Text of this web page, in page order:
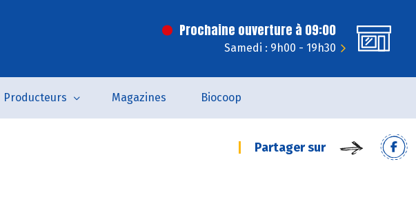
Prochaine ouverture à 09:00
Samedi : 9h00 - 19h30
Producteurs Magazines Biocoop
Partager sur